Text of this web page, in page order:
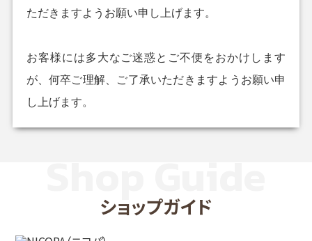
ただきますようお願い申し上げます。
お客様には多大なご迷惑とご不便をおかけします
が、何卒ご理解、ご了承いただきますようお願い申
し上げます。
ショップガイド